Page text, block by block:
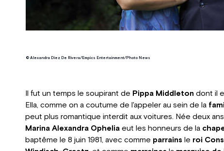
© Alexandra Diez De Rivera/Empics Entertainment/Photo News
Il fut un temps le soupirant de Pippa Middleton dont il
Ella, comme on a coutume de l'appeler au sein de la
peut plus romantique interdit aux voitures. Née deux
Marina Alexandra Opheliaeut les honneurs de la
baptême le 8 juin 1981, avec comme parrains le roi